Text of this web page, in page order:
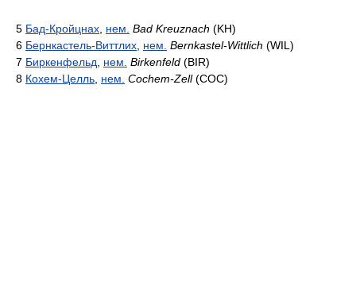
5 Бад-Кройцнах нем. Bad Kreuznach (KH)
6 Бернкастель-Виттлих нем. Bernkastel-Wittlich (WIL)
7 Биркенфельд нем. Birkenfeld (BIR)
8 Кохем-Целль нем. Cochem-Zell(COC)